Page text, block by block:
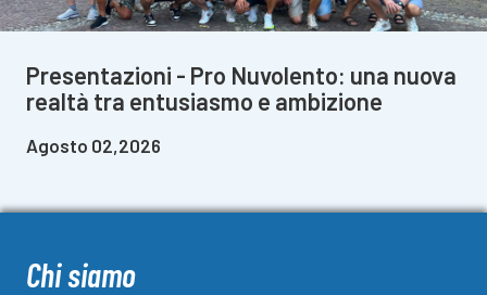
Presentazioni - Pro Nuvolento: una nuova
realtà tra entusiasmo e ambizione
Agosto 02,2026
Chi siamo